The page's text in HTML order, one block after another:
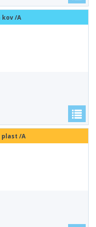
kov /A
plast /A